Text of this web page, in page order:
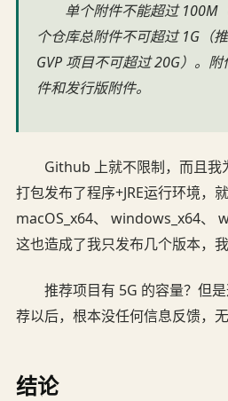
单个附件不能超过 100M
个仓库总附件不可超过 1G（
GVP 项目不可超过 20G）。
件和发行版附件。
Github 上就不限制，而且我
打包发布了程序+JRE运行环境，
macOS_x64、 windows_x64、
这也造成了我只发布几个版本，
推荐项目有 5G 的容量？但
荐以后，根本没任何信息反馈，无
结论